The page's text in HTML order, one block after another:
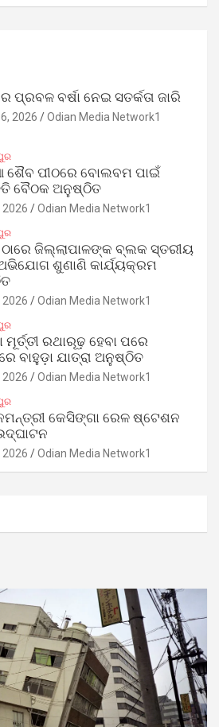
ପ୍ରବଳ ବର୍ଷା ନେଇ ସତର୍କତା ଜାରି
2026 Odian Media Network1
ପୀଠରେ ବୋଲବମ ପାଇଁ
ବୈଠକ ଅନୁଷ୍ଠିତ
2026 Odian Media Network1
ଠାରେ ଜିଲ୍ଲାପାଳଙ୍କ ବ୍ଲକ ସ୍ତରୀୟ
ଶୁଣାଣି କାର୍ଯ୍ୟକ୍ରମ
2026 Odian Media Network1
ମୂର୍ତ୍ତୀ ରଥାରୂଢ଼ ହେବା ପରେ
ବାହୁଡ଼ା ଯାତ୍ରା ଅନୁଷ୍ଠିତ
2026 Odian Media Network1
କେସିଙ୍ଗା ରେଳ ଷ୍ଟେଶନ
2026 Odian Media Network1